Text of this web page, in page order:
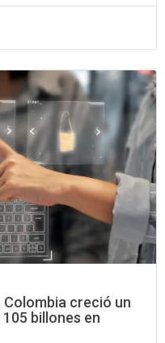
creció un
billones en